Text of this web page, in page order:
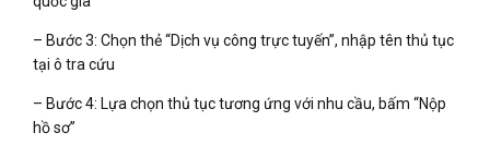
– Bước 3: Chọn thẻ “Dịch vụ công trực tuyến”, nhập tên thủ tục
tại ô tra cứu
– Bước 4: Lựa chọn thủ tục tương ứng với nhu cầu, bấm “Nộp
hồ sơ”